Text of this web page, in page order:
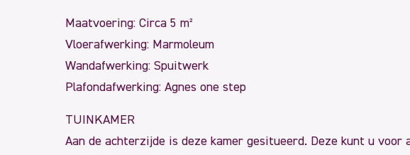
Maatvoering: Circa 5 m²
Vloerafwerking: Marmoleum
Wandafwerking: Spuitwerk
Plafondafwerking: Agnes one step
TUINKAMER
Aan de achterzijde is deze kamer gesitueerd. Deze kunt u voor